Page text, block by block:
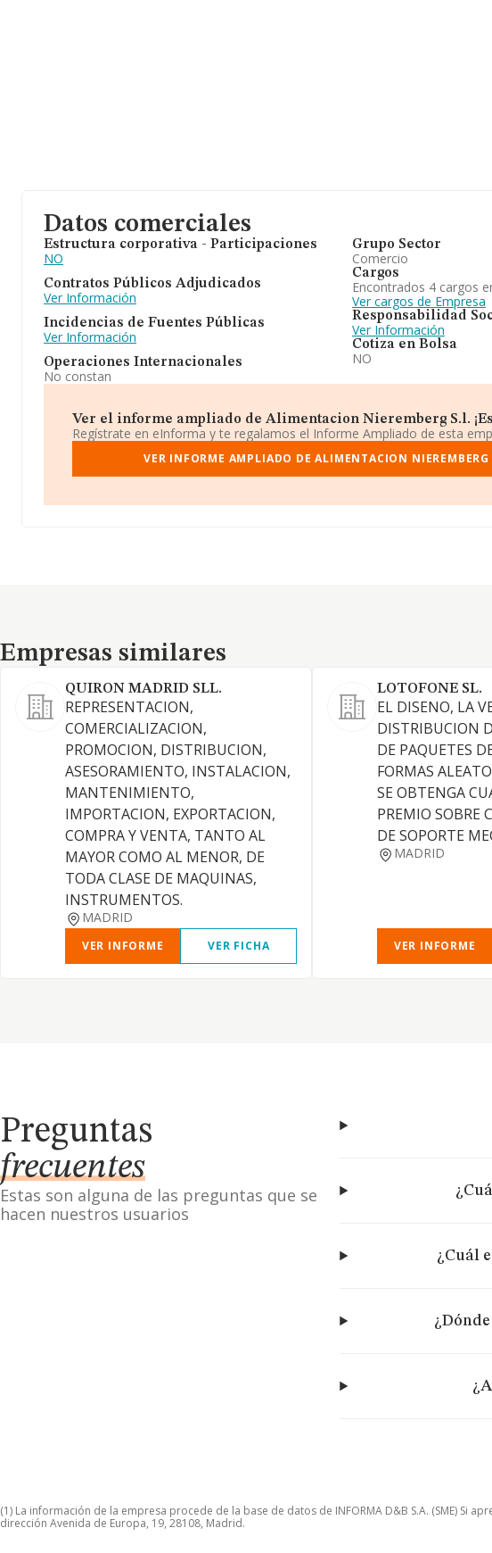
Datos comerciales
Estructura corporativa - Participaciones
NO
Contratos Públicos Adjudicados
Ver Información
Incidencias de Fuentes Públicas
Ver Información
Operaciones Internacionales
No constan
Grupo Sector
Comercio
Cargos
Encontrados 4 cargos
Ver cargos de Empresa
Responsabilidad
Ver Información
Cotiza en Bolsa
NO
Ver el informe ampliado de Alimentacion Nieremberg S.l.
Regístrate en eInforma y te regalamos el Informe Ampliado de esta
VER INFORME AMPLIADO DE ALIMENTACION NIEREMBERG
Empresas similares
Empresas similares
QUIRON MADRID SLL.
REPRESENTACION,
COMERCIALIZACION,
PROMOCION, DISTRIBUCION,
ASESORAMIENTO, INSTALACION,
MANTENIMIENTO,
IMPORTACION, EXPORTACION,
COMPRA Y VENTA, TANTO AL
MAYOR COMO AL MENOR, DE
TODA CLASE DE MAQUINAS,
INSTRUMENTOS.
MADRID
VER INFORME VER FICHA
LOTOFONE SL.
EL DISENO, LA
DISTRIBUCION
DE PAQUETES
FORMAS
SE OBTENGA
PREMIO SOBRE
DE SOPORTE
MADRID
VER INFORME
Preguntas
frecuentes
Estas son alguna de las preguntas que se
hacen nuestros usuarios
¿Cuál
(1) La información de la empresa procede de la base de datos de INFORMA D&B S.A. (SME)
dirección Avenida de Europa, 19, 28108, Madrid.